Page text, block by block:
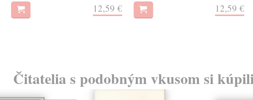
12,59 € 12,59 €
Čitatelia s podobným vkusom si